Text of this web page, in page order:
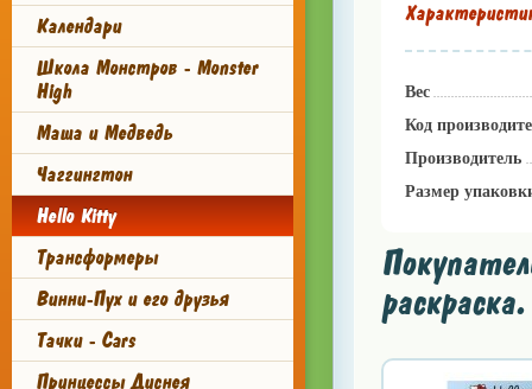
Календари
Школа Монстров - Monster
High
Маша и Медведь
Чаггингтон
Hello Kitty
Трансформеры
Винни-Пух и его друзья
Тачки - Cars
Принцессы Диснея
Вес
Код
Производитель
Размер